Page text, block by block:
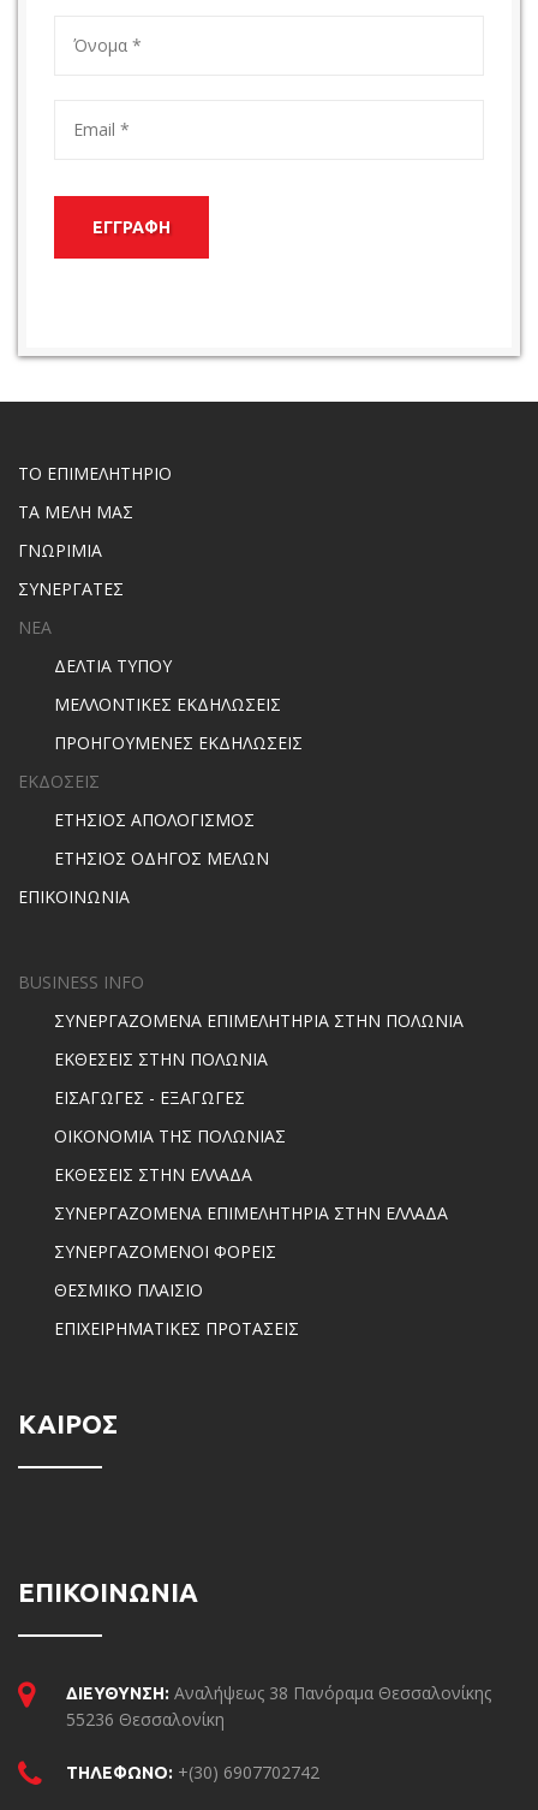
ΕΓΓΡΑΦΗ
ΤΟ ΕΠΙΜΕΛΗΤΗΡΙΟ
ΤΑ ΜΕΛΗ ΜΑΣ
ΓΝΩΡΙΜΙΑ
ΣΥΝΕΡΓΑΤΕΣ
ΝΕΑ
ΔΕΛΤΙΑ ΤΥΠΟΥ
ΜΕΛΛΟΝΤΙΚΕΣ ΕΚΔΗΛΩΣΕΙΣ
ΠΡΟΗΓΟΥΜΕΝΕΣ ΕΚΔΗΛΩΣΕΙΣ
ΕΚΔΟΣΕΙΣ
ΕΤΗΣΙΟΣ ΑΠΟΛΟΓΙΣΜΟΣ
ΕΤΗΣΙΟΣ ΟΔΗΓΟΣ ΜΕΛΩΝ
ΕΠΙΚΟΙΝΩΝΙΑ
BUSINESS INFO
ΣΥΝΕΡΓΑΖΟΜΕΝΑ ΕΠΙΜΕΛΗΤΗΡΙΑ ΣΤΗΝ ΠΟΛΩΝΙΑ
ΕΚΘΕΣΕΙΣ ΣΤΗΝ ΠΟΛΩΝΙΑ
ΕΙΣΑΓΩΓΕΣ - ΕΞΑΓΩΓΕΣ
ΟΙΚΟΝΟΜΙΑ ΤΗΣ ΠΟΛΩΝΙΑΣ
ΕΚΘΕΣΕΙΣ ΣΤΗΝ ΕΛΛΑΔΑ
ΣΥΝΕΡΓΑΖΟΜΕΝΑ ΕΠΙΜΕΛΗΤΗΡΙΑ ΣΤΗΝ ΕΛΛΑΔΑ
ΣΥΝΕΡΓΑΖΟΜΕΝΟΙ ΦΟΡΕΙΣ
ΘΕΣΜΙΚΟ ΠΛΑΙΣΙΟ
ΕΠΙΧΕΙΡΗΜΑΤΙΚΕΣ ΠΡΟΤΑΣΕΙΣ
ΚΑΙΡΟΣ
ΕΠΙΚΟΙΝΩΝΙΑ
ΔΙΕΥΘΥΝΣΗ: Αναλήψεως 38 Πανόραμα Θεσσαλονίκης
55236 Θεσσαλονίκη
ΤΗΛΕΦΩΝΟ: +(30) 6907702742